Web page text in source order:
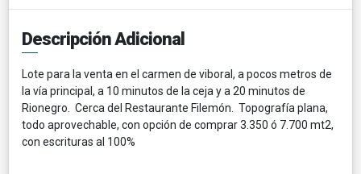
Descripción Adicional
Lote para la venta en el carmen de viboral, a pocos metros de
la vía principal, a 10 minutos de la ceja y a 20 minutos de
Rionegro. Cerca del Restaurante Filemón. Topografía plana,
todo aprovechable, con opción de comprar 3.350 ó 7.700 mt2,
con escrituras al 100%